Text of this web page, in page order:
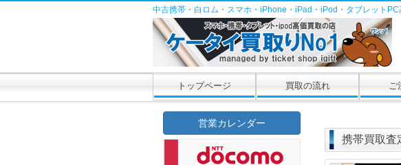
中古携帯・白ロム・スマホ・iPhone・iPad・iPod・タブレット
トップページ 買取の流れ ご
携帯買取査
営業カレンダー